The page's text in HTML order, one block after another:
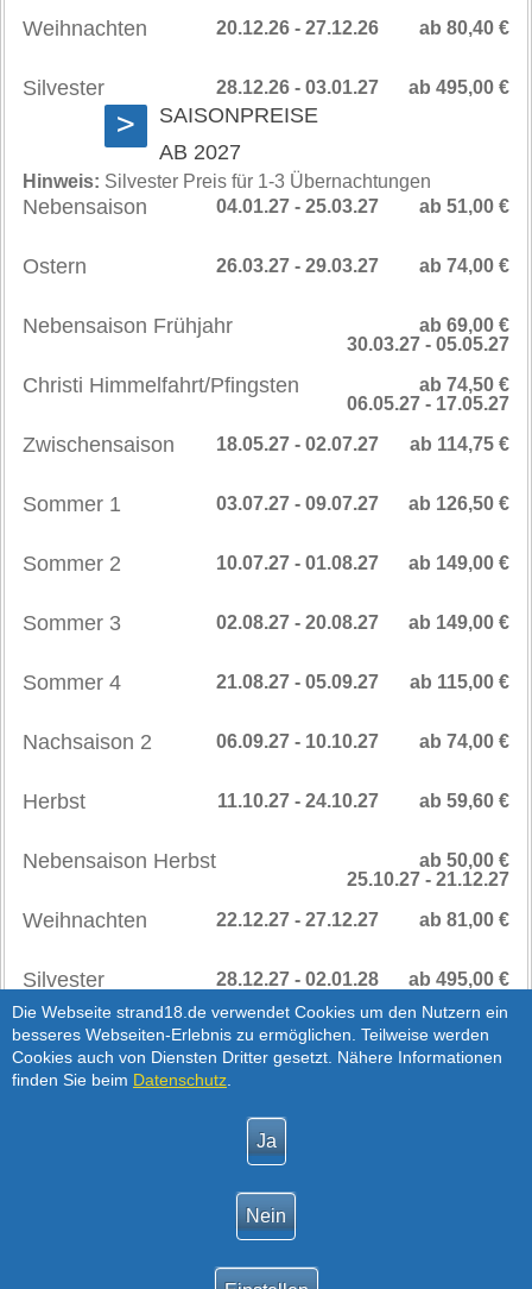
Die Webseite strand18.de verwendet Cookies um den Nutzern ein
besseres Webseiten-Erlebnis zu ermöglichen. Teilweise werden
Cookies auch von Diensten Dritter gesetzt. Nähere Informationen
finden Sie beim Datenschutz
Weihnachten ab 80,40 €
20.12.26 - 27.12.26
Silvester ab 495,00 €
28.12.26 - 03.01.27
>
SAISONPREISE
AB 2027
Hinweis: Silvester Preis für 1-3 Übernachtungen
Nebensaison ab 51,00 €
04.01.27 - 25.03.27
Ostern ab 74,00 €
26.03.27 - 29.03.27
Nebensaison Frühjahr
ab 69,00 €
30.03.27 - 05.05.27
Christi Himmelfahrt/Pfingsten
ab 74,50 €
06.05.27 - 17.05.27
Zwischensaison ab 114,75 €
18.05.27 - 02.07.27
Sommer 1 ab 126,50 €
03.07.27 - 09.07.27
Sommer 2 ab 149,00 €
10.07.27 - 01.08.27
Sommer 3 ab 149,00 €
02.08.27 - 20.08.27
Sommer 4 ab 115,00 €
21.08.27 - 05.09.27
Nachsaison 2 ab 74,00 €
06.09.27 - 10.10.27
Herbst ab 59,60 €
11.10.27 - 24.10.27
Nebensaison Herbst
ab 50,00 €
25.10.27 - 21.12.27
Weihnachten ab 81,00 €
22.12.27 - 27.12.27
Silvester ab 495,00 €
28.12.27 - 02.01.28
>
SAISONPREISE
AB 2028
Hinweis:Silvester Preis für 1-3 Übernachtungen
Die Preise richten sich nach der
Die Preise sind exklusive Service- und